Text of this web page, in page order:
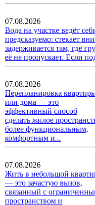
07.08.2026
Вода на участке ведёт
предсказуемо: стекает
задерживается там, где
её не пропускает. Если
07.08.2026
Перепланировка
или дома — это
эффективный способ
сделать жилое
более функциональным,
комфортным и...
07.08.2026
Жить в небольшой
— это зачастую вызов,
связанный с
пространством и